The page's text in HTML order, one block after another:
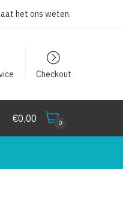
het ons weten.
Checkout
€0,00 0